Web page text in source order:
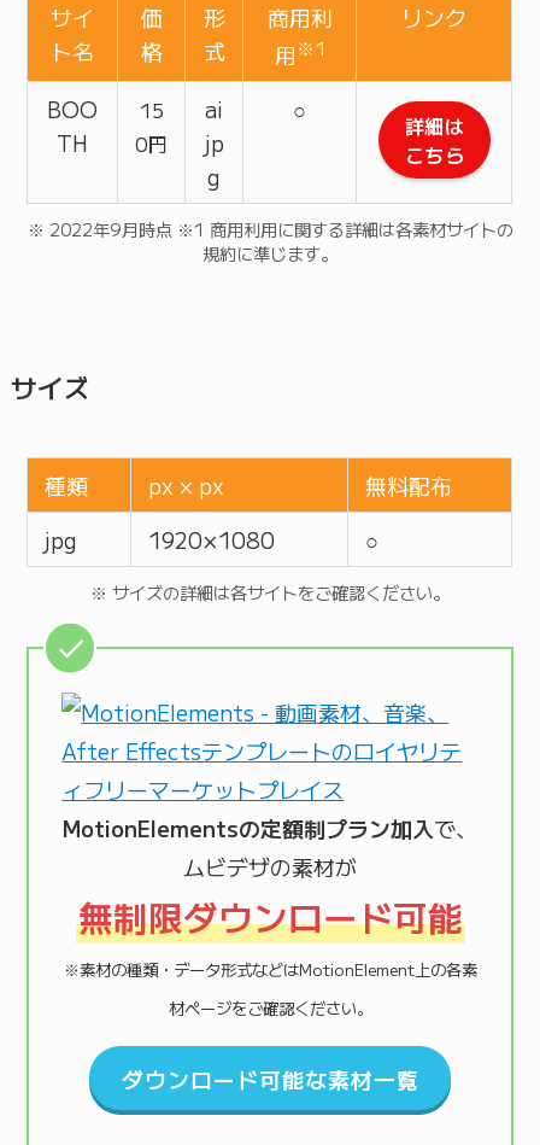
サイ
ト名
価
格
形
式
商用利
用※1
リンク
BOO
TH
15
0円
ai
jp
g
○
詳細は
こちら
※ 2022年9月時点 ※1 商用利用に関する詳細は各素材サイトの
規約に準じます。
サイズ
種類 px × px
無料配布
jpg
1920 × 1080 ○
※ サイズの詳細は各サイトをご確認ください。
MotionElementsの定額制プラン加入で、
ムビデザの素材が
無制限ダウンロード可能
※素材の種類・データ形式などはMotionElement上の各素
材ページをご確認ください。
ダウンロード可能な素材一覧